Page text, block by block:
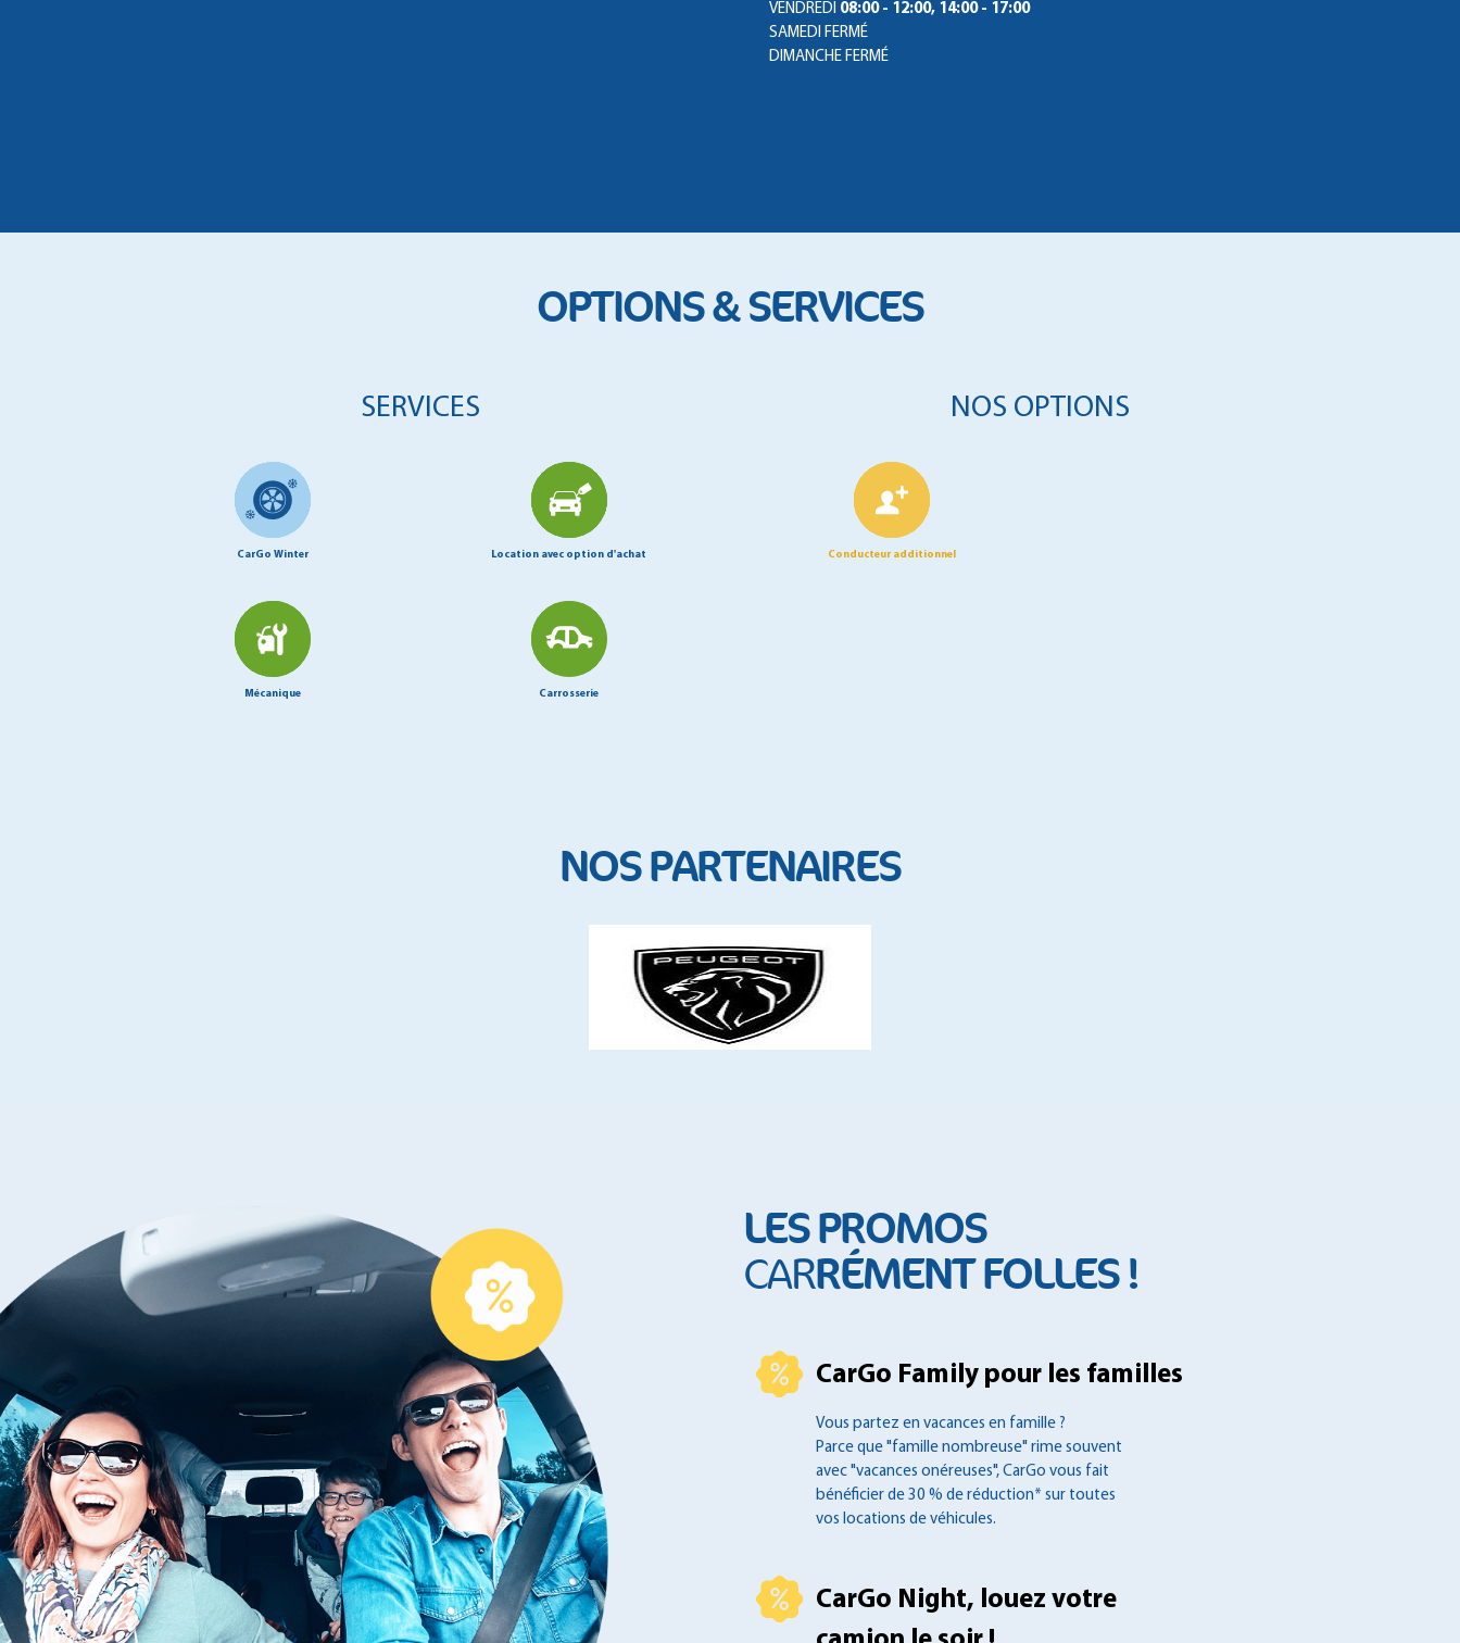
VENDREDI 08:00 - 12:00, 14:00 - 17:00
SAMEDI FERMÉ
DIMANCHE FERMÉ
OPTIONS & SERVICES
SERVICES
CarGo Winter Location avec option d'achat
Mécanique Carrosserie
NOS OPTIONS
Conducteur additionnel
NOS PARTENAIRES
LES PROMOS
CARRÉMENT FOLLES !
CarGo Family pour les familles
Vous partez en vacances en famille ?
Parce que "famille nombreuse" rime souvent
avec "vacances onéreuses", CarGo vous fait
bénéficier de 30 % de réduction* sur toutes
vos locations de véhicules.
CarGo Night, louez votre